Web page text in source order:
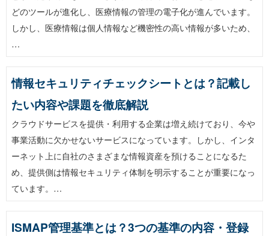
どのツールが進化し、医療情報の管理の電子化が進んでいます。
しかし、医療情報は個人情報など機密性の高い情報が多いため、
…
情報セキュリティチェックシートとは？記載し
たい内容や課題を徹底解説
クラウドサービスを提供・利用する企業は増え続けており、今や
事業活動に欠かせないサービスになっています。しかし、インタ
ーネット上に自社のさまざまな情報資産を預けることになるた
め、提供側は情報セキュリティ体制を明示することが重要になっ
ています。…
ISMAP管理基準とは？3つの基準の内容・登録